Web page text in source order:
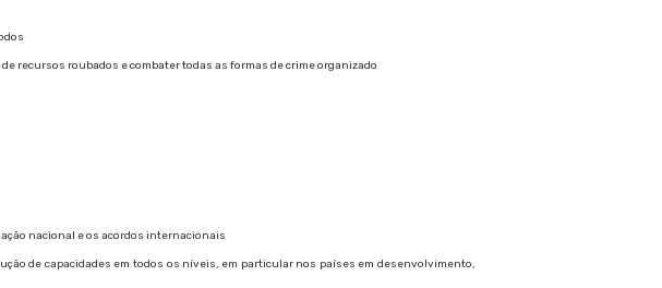
recursos roubados e combater todas as formas de crime organizado
nacional e os acordos internacionais
de capacidades em todos os níveis, em particular nos países em desenvolvimento,